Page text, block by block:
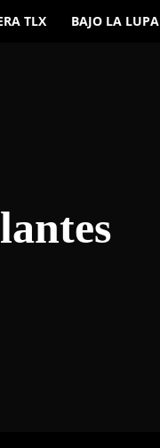
TLX BAJO LA LUPA